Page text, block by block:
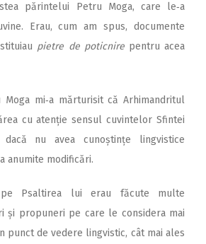
părintelui Petru Moga, care le‑a
Erau, cum am spus, documente
pietre de poticnirepentru acea
mi‑a mărturisit că Arhimandritul
cu atenție sensul cuvintelor Sfintei
nu avea cunoștințe lingvistice
anumite modificări.
Psaltirea lui erau făcute multe
și propuneri pe care le considera mai
punct de vedere lingvistic, cât mai ales